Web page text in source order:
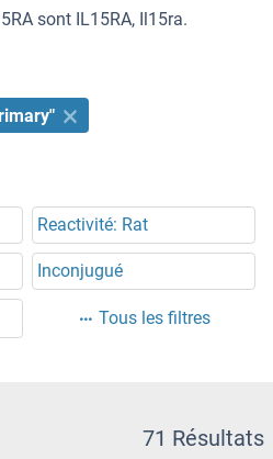
sont IL15RA, Il15ra.
Reactivité: Rat
Inconjugué
Tous les filtres
71 Résultats